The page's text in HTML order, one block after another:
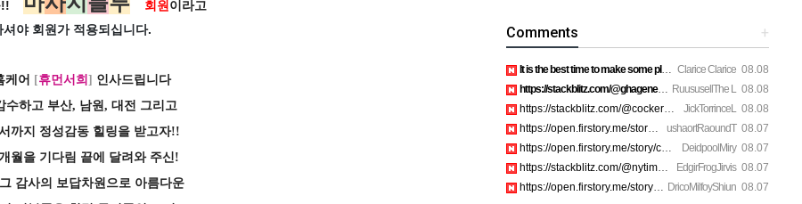
회원 이라고
셔야 회원가 적용되십니다.
케어 [휴먼서희 ] 인사드립니다
수하고 부산, 남원, 대전 그리고
까지 정성감동 힐링을 받고자!!
월을 기다림 끝에 달려와 주신!
감사의 보답차원으로 아름다운
+
Comments
Clarice Clarice 08.08
It is the best time to make some plans for the long run and …
RuususellThe L 08.08
https://stackblitz.com/@ghagenes74/collections/what-happens-…
JickTorrinceL 08.08
https://stackblitz.com/@cockerhanstartup/collections/help__-…
ushaortRaoundT 08.07
https://open.firstory.me/story/cmsip2pjw1a3701z6ftwa1gpl htt…
DeidpoolMiry 08.07
https://open.firstory.me/story/cmsiqku8m17ah01yqc4c6208e htt…
EdgirFrogJirvis 08.07
https://stackblitz.com/@nytimes/collections/how-to-turn-off-…
DricoMilfoyShiun 08.07
https://open.firstory.me/story/cmsiozsiy17o601yk4yp1bpeu htt…